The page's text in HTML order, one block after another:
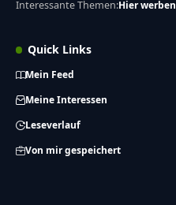
Interessante Themen:Hier werben
Quick Links
Mein Feed
Meine Interessen
Leseverlauf
Von mir gespeichert